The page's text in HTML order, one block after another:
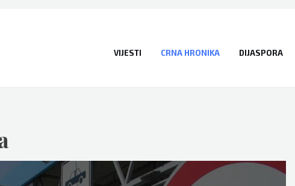
VIJESTI CRNA HRONIKA DIJASPORA